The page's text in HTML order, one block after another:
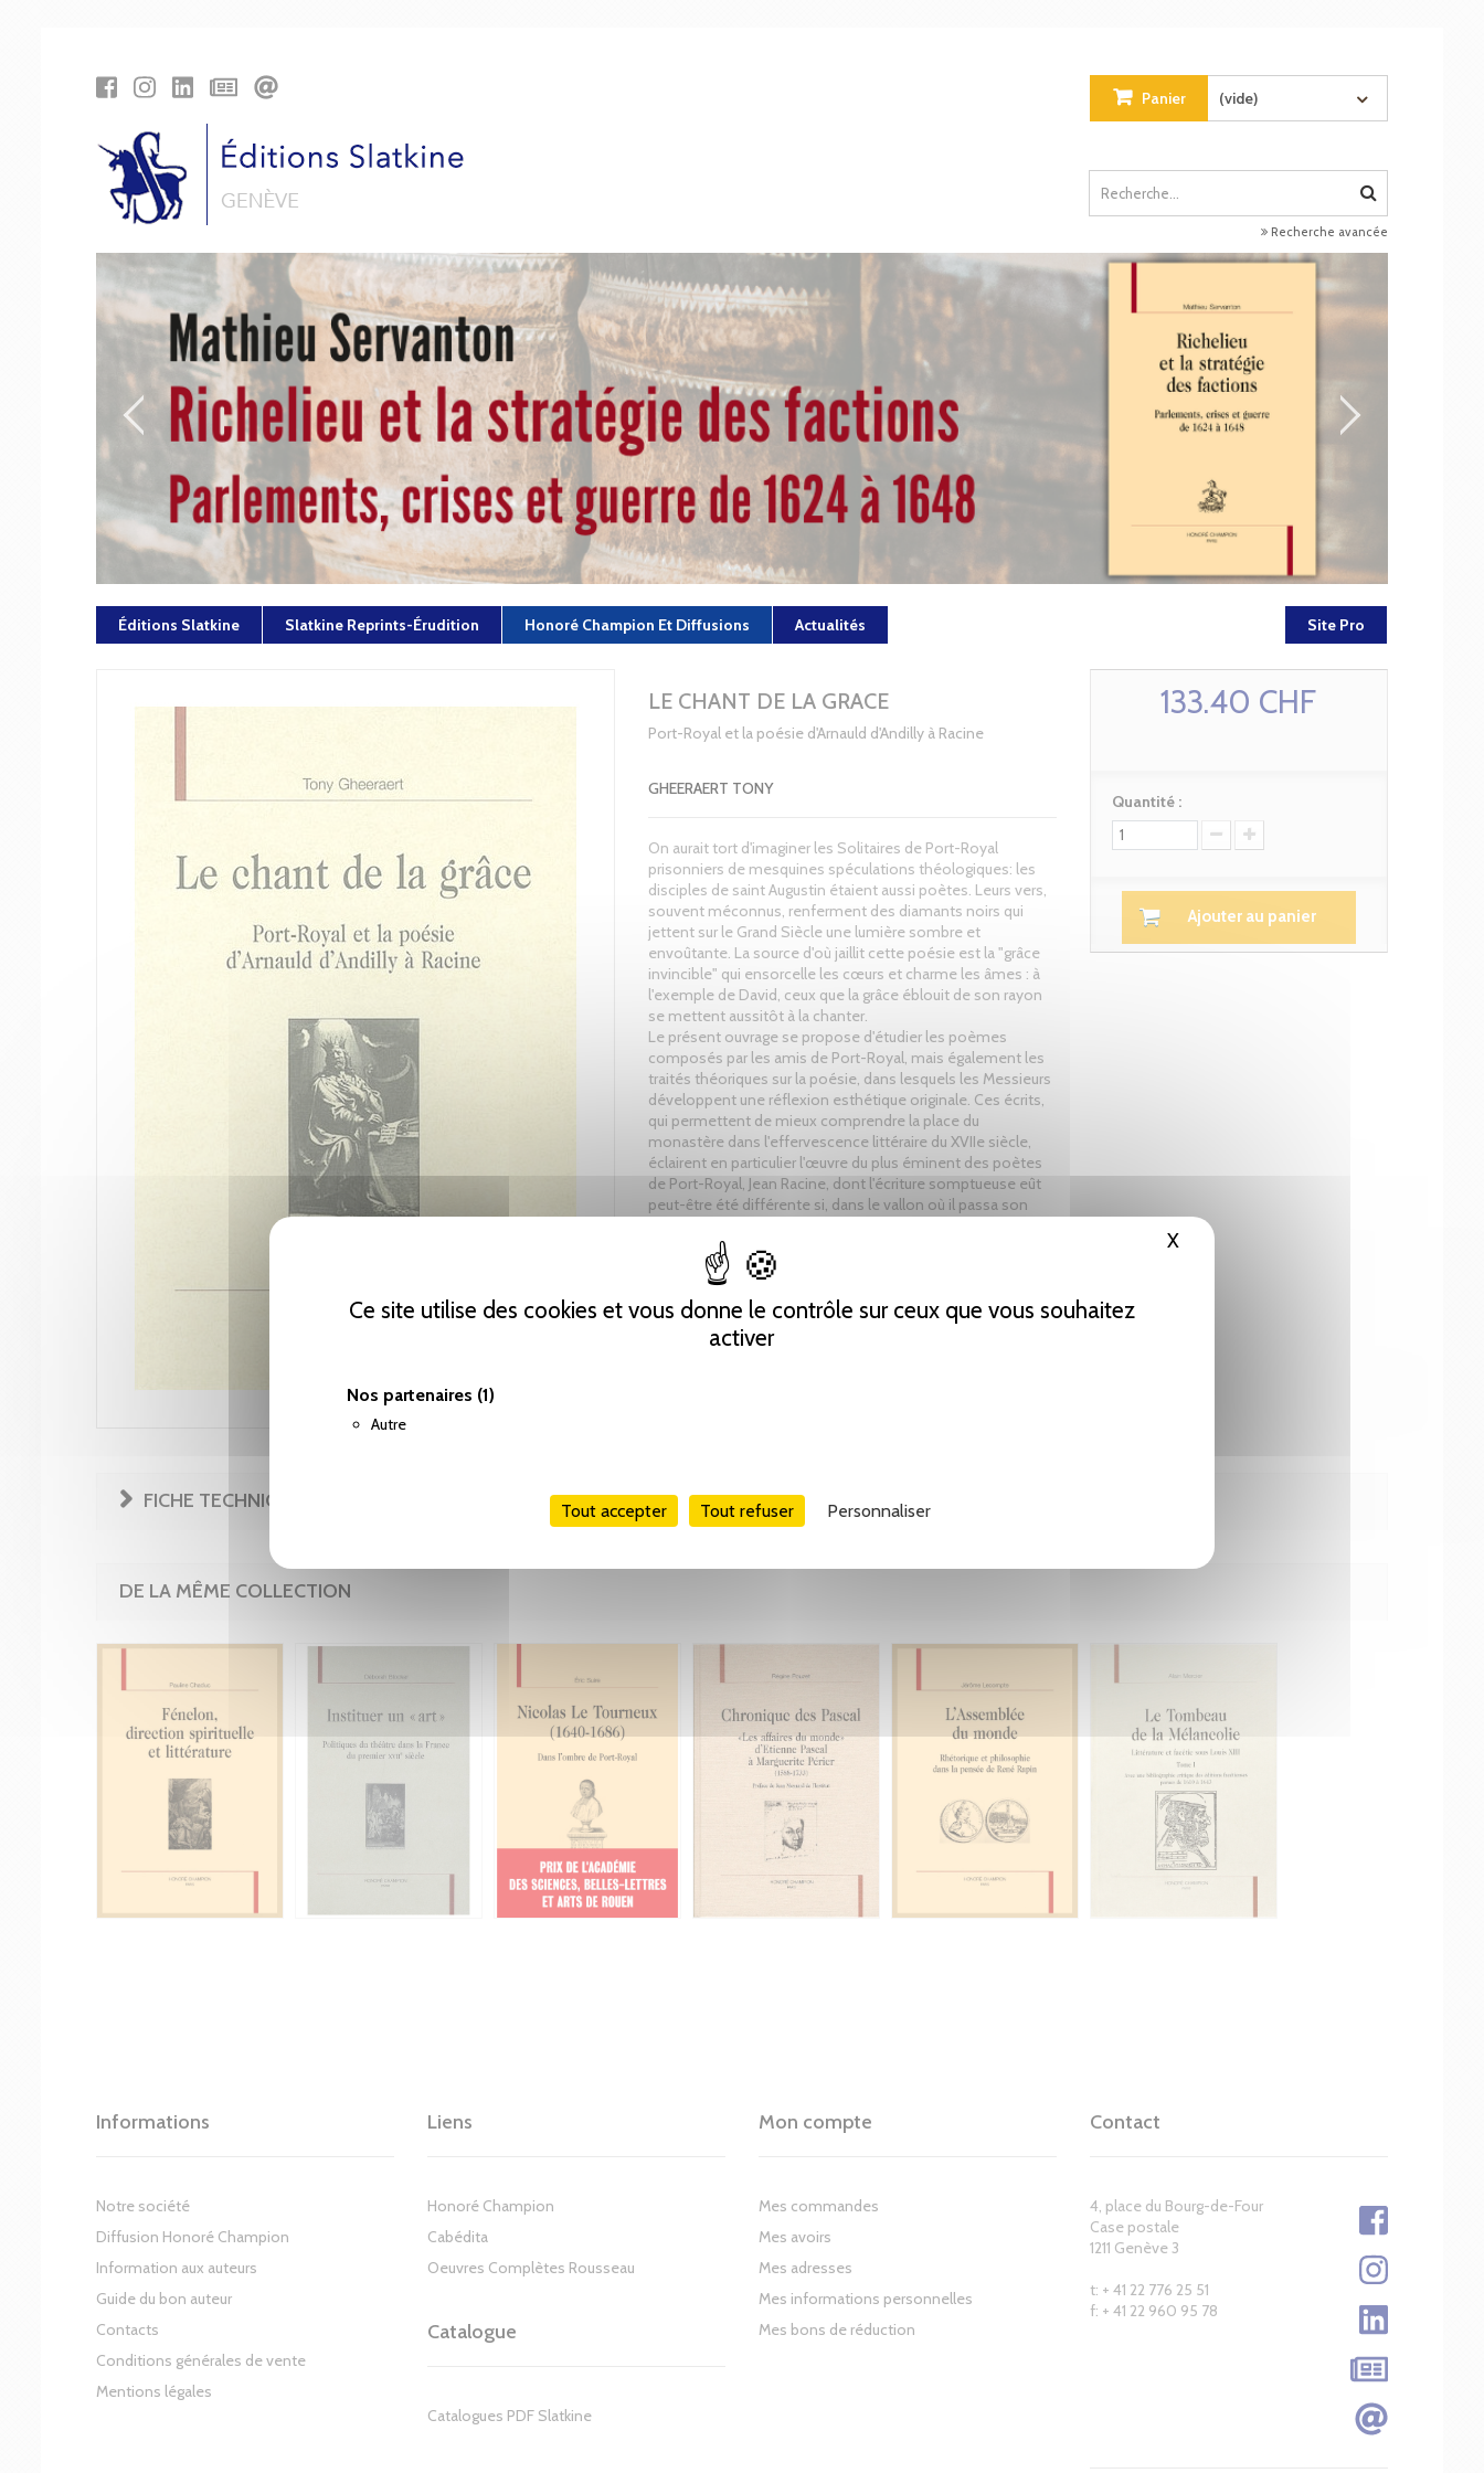
Ce site utilise des cookies et vous donne le contrôle sur ceux que vous souhaitez
activer
Nos partenaires (1)
Autre
Tout accepter Tout refuser Personnaliser
X Masquer le bandeau des cookies
Panier (vide)
Recherche avancée
Éditions Slatkine Slatkine Reprints-Érudition Honoré Champion Et Diffusions Actualités Site Pro
LE CHANT DE LA GRACE
Port-Royal et la poésie d'Arnauld d'Andilly à Racine
GHEERAERT TONY
On aurait tort d'imaginer les Solitaires de Port-Royal
prisonniers de mesquines spéculations théologiques: les
disciples de saint Augustin étaient aussi poètes. Leurs vers,
souvent méconnus, renferment des diamants noirs qui
jettent sur le Grand Siècle une lumière sombre et
envoûtante. La source d'où jaillit cette poésie est la "grâce
invincible" qui ensorcelle les cœurs et charme les âmes : à
l'exemple de David, ceux que la grâce éblouit de son rayon
se mettent aussitôt à la chanter.
Le présent ouvrage se propose d'étudier les poèmes
composés par les amis de Port-Royal, mais également les
traités théoriques sur la poésie, dans lesquels les Messieurs
développent une réflexion esthétique originale. Ces écrits,
qui permettent de mieux comprendre la place du
monastère dans l'effervescence littéraire du XVIIe siècle,
éclairent en particulier l'œuvre du plus éminent des poètes
de Port-Royal, Jean Racine, dont l'écriture somptueuse eût
peut-être été différente si, dans le vallon où il passa son
Tweet
133.40 CHF
Quantité :
Ajouter au panier
FICHE TECHNIQUE
DE LA MÊME COLLECTION
Informations
Notre société
Diffusion Honoré Champion
Information aux auteurs
Guide du bon auteur
Contacts
Conditions générales de vente
Mentions légales
Liens
Honoré Champion
Cabédita
Oeuvres Complètes Rousseau
Catalogue
Catalogues PDF Slatkine
Mon compte
Mes commandes
Mes avoirs
Mes adresses
Mes informations personnelles
Mes bons de réduction
Contact
4, place du Bourg-de-Four
Case postale
1211 Genève 3
t: + 41 22 776 25 51
f: + 41 22 960 95 78